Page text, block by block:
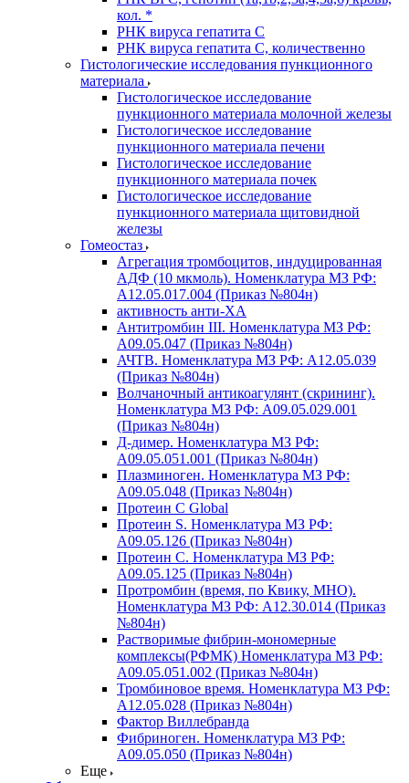
кол. *
РНК вируса гепатита C
РНК вируса гепатита C, количественно
Гистологические исследования пункционного
материала
Гистологическое исследование
пункционного материала молочной железы
Гистологическое исследование
пункционного материала печени
Гистологическое исследование
пункционного материала почек
Гистологическое исследование
пункционного материала щитовидной
железы
Гомеостаз
Агрегация тромбоцитов, индуцированная
АДФ (10 мкмоль). Номенклатура МЗ РФ:
A12.05.017.004 (Приказ №804н)
активность анти-ХА
Антитромбин III. Номенклатура МЗ РФ:
A09.05.047 (Приказ №804н)
АЧТВ. Номенклатура МЗ РФ: A12.05.039
(Приказ №804н)
Волчаночный антикоагулянт (скрининг).
Номенклатура МЗ РФ: A09.05.029.001
(Приказ №804н)
Д-димер. Номенклатура МЗ РФ:
A09.05.051.001 (Приказ №804н)
Плазминоген. Номенклатура МЗ РФ:
A09.05.048 (Приказ №804н)
Протеин C Global
Протеин S. Номенклатура МЗ РФ:
A09.05.126 (Приказ №804н)
Протеин С. Номенклатура МЗ РФ:
A09.05.125 (Приказ №804н)
Протромбин (время, по Квику, МНО).
Номенклатура МЗ РФ: A12.30.014 (Приказ
№804н)
Растворимые фибрин-мономерные
комплексы(РФМК) Номенклатура МЗ РФ:
A09.05.051.002 (Приказ №804н)
Тромбиновое время. Номенклатура МЗ РФ:
A12.05.028 (Приказ №804н)
Фактор Виллебранда
Фибриноген. Номенклатура МЗ РФ:
A09.05.050 (Приказ №804н)
Еще